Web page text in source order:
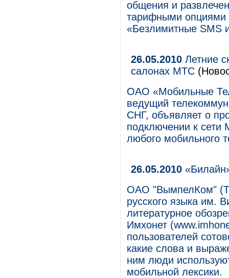
общения и
тарифными опциями
«Безлимитные SMS
26.05.2010 Летние
салонах МТС
ОАО «Мобильные
ведущий
СНГ, объявляет о
подключении к сети
любого мобильного
26.05.2010
ОАО "ВымпелКом"
русского языка им.
литературное
Имхонет
пользователей
какие слова и
ним люди
мобильной лексики.